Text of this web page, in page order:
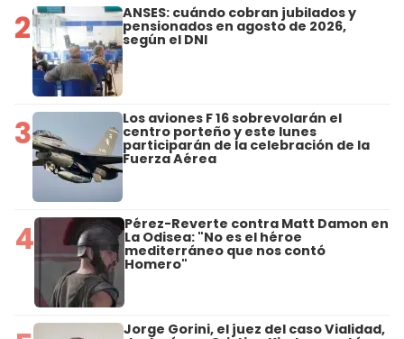
2 ANSES: cuándo cobran jubilados y
pensionados en agosto de 2026,
según el DNI
3 Los aviones F 16 sobrevolarán el
centro porteño y este lunes
participarán de la celebración de la
Fuerza Aérea
4 Pérez-Reverte contra Matt Damon en
La Odisea: "No es el héroe
mediterráneo que nos contó
Homero"
Jorge Gorini, el juez del caso Vialidad,